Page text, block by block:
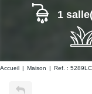
1
Accueil Maison Ref. : 5289LC